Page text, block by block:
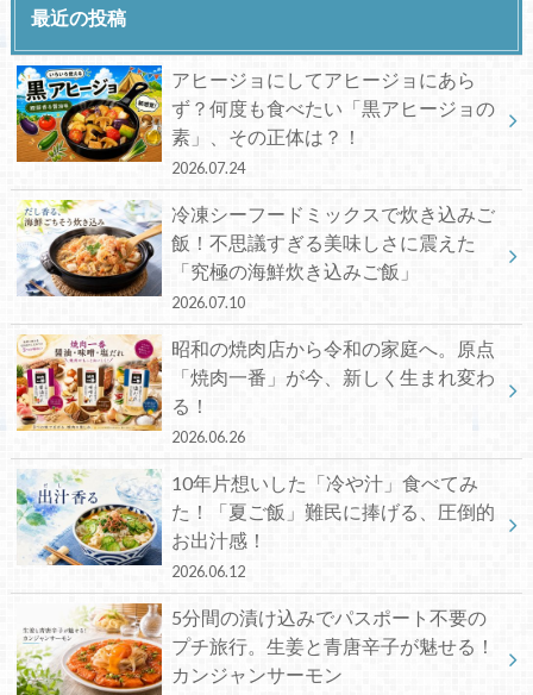
最近の投稿
アヒージョにしてアヒージョにあら
ず？何度も食べたい「黒アヒージョの
素」、その正体は？！
2026.07.24
冷凍シーフードミックスで炊き込みご
飯！不思議すぎる美味しさに震えた
「究極の海鮮炊き込みご飯」
2026.07.10
昭和の焼肉店から令和の家庭へ。原点
「焼肉一番」が今、新しく生まれ変わ
る！
2026.06.26
10年片想いした「冷や汁」食べてみ
た！「夏ご飯」難民に捧げる、圧倒的
お出汁感！
2026.06.12
5分間の漬け込みでパスポート不要の
プチ旅行。生姜と青唐辛子が魅せる！
カンジャンサーモン